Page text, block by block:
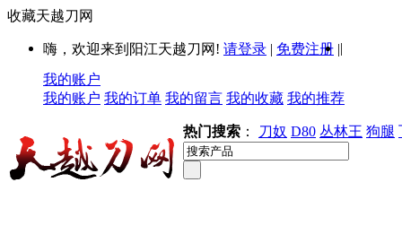
收藏天越刀网
嗨，欢迎来到阳江天越刀网! 请登录 | 免费注册 ||
我的账户
我的账户 我的订单 我的留言 我的收藏 我的推荐
热门搜索 ： 刀奴 D80 丛林王 狗腿